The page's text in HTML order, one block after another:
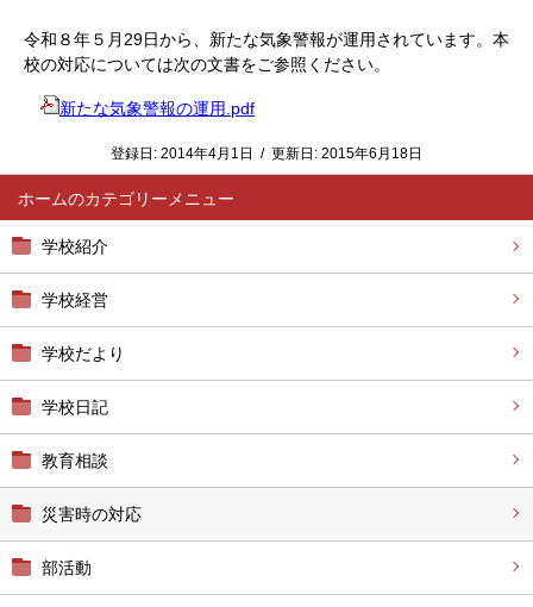
ホーム
学校紹介
学校経営
学校だより
学校日記
教育相談
災害時の対応
部活動
令和８年５月29日から、新たな気象警報が運用されています。本
校の対応については次の文書をご参照ください。
新たな気象警報の運用.pdf
登録日: 2014年4月1日 / 更新日: 2015年6月18日